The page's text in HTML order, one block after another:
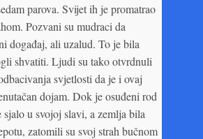
parova. Svijet ih je promatrao
Pozvani su mudraci da
događaj, ali uzalud. To je bila
shvatiti. Ljudi su tako otvrdnuli
svjetlosti da je i ovaj
dojam. Dok je osuđeni rod
sjalo u svojoj slavi, a zemlja bila
zatomili su svoj strah bučnom